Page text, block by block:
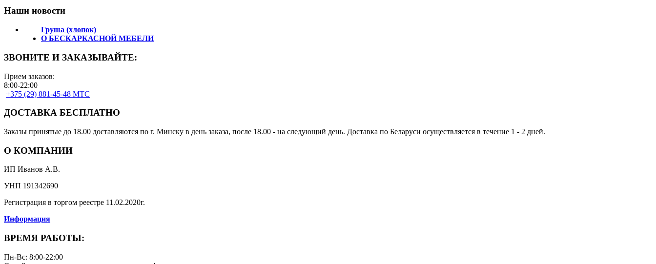
Наши новости
Груша (хлопок)
О БЕСКАРКАСНОЙ МЕБЕЛИ
ЗВОНИТЕ И ЗАКАЗЫВАЙТЕ:
Прием заказов:
8:00-22:00
+375 (29) 881-45-48 МТС
ДОСТАВКА БЕСПЛАТНО
Заказы принятые до 18.00 доставляются по г. Минску в день заказа, после 18.00 - на следующий день. Доставка по Беларуси осуществляется в течение 1 - 2 дней.
О КОМПАНИИ
ИП Иванов А.В.
УНП 191342690
Регистрация в торгом реестре 11.02.2020г.
Информация
ВРЕМЯ РАБОТЫ:
Пн-Вс: 8:00-22:00